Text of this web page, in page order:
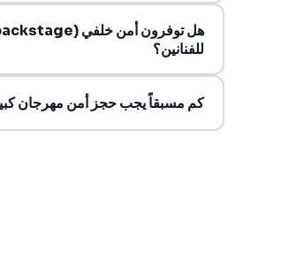
للفنانين؟
كم مسبقاً يجب حجز أمن مهرجان